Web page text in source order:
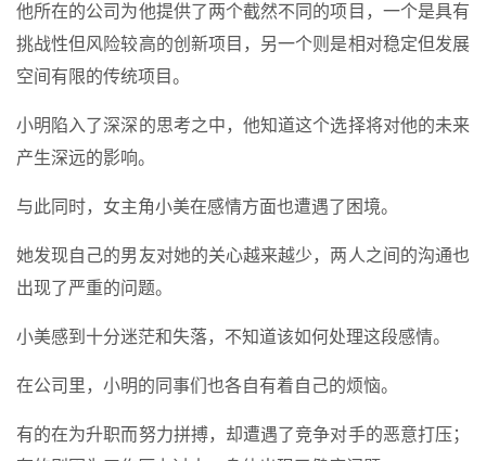
他所在的公司为他提供了两个截然不同的项目，一个是具有
挑战性但风险较高的创新项目，另一个则是相对稳定但发展
空间有限的传统项目。
小明陷入了深深的思考之中，他知道这个选择将对他的未来
产生深远的影响。
与此同时，女主角小美在感情方面也遭遇了困境。
她发现自己的男友对她的关心越来越少，两人之间的沟通也
出现了严重的问题。
小美感到十分迷茫和失落，不知道该如何处理这段感情。
在公司里，小明的同事们也各自有着自己的烦恼。
有的在为升职而努力拼搏，却遭遇了竞争对手的恶意打压；